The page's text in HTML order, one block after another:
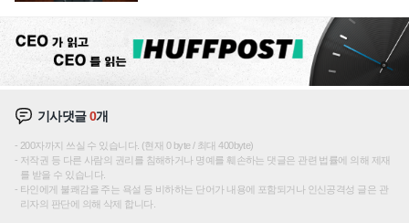
기사댓글0개
200자까지 쓰실 수 있습니다. (현재 0 byte / 최대 400byte)
저작권 등 다른 사람의 권리를 침해하거나 명예를 훼손하는 댓글은 관련 법률에 의해 제재
를 받을 수 있습니다.
타인에게 불쾌감을 주는 욕설 등 비하하는 단어가 내용에 포함되거나 인신공격성 글은 관
리자의 판단에 의해 삭제 합니다.